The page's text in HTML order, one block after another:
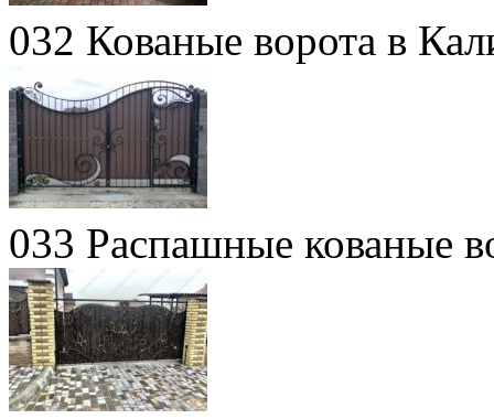
032 Кованые ворота в
033 Распашные кованые